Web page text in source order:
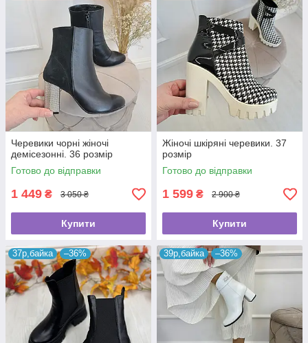
Черевики чорні жіночі
демісезонні. 36 розмір
Готово до відправки
1 449 ₴ 3 050 ₴
Купити
Жіночі шкіряні черевики. 37
розмір
Готово до відправки
1 599 ₴ 2 900 ₴
Купити
37р,байка –36% 39р,байка –36%